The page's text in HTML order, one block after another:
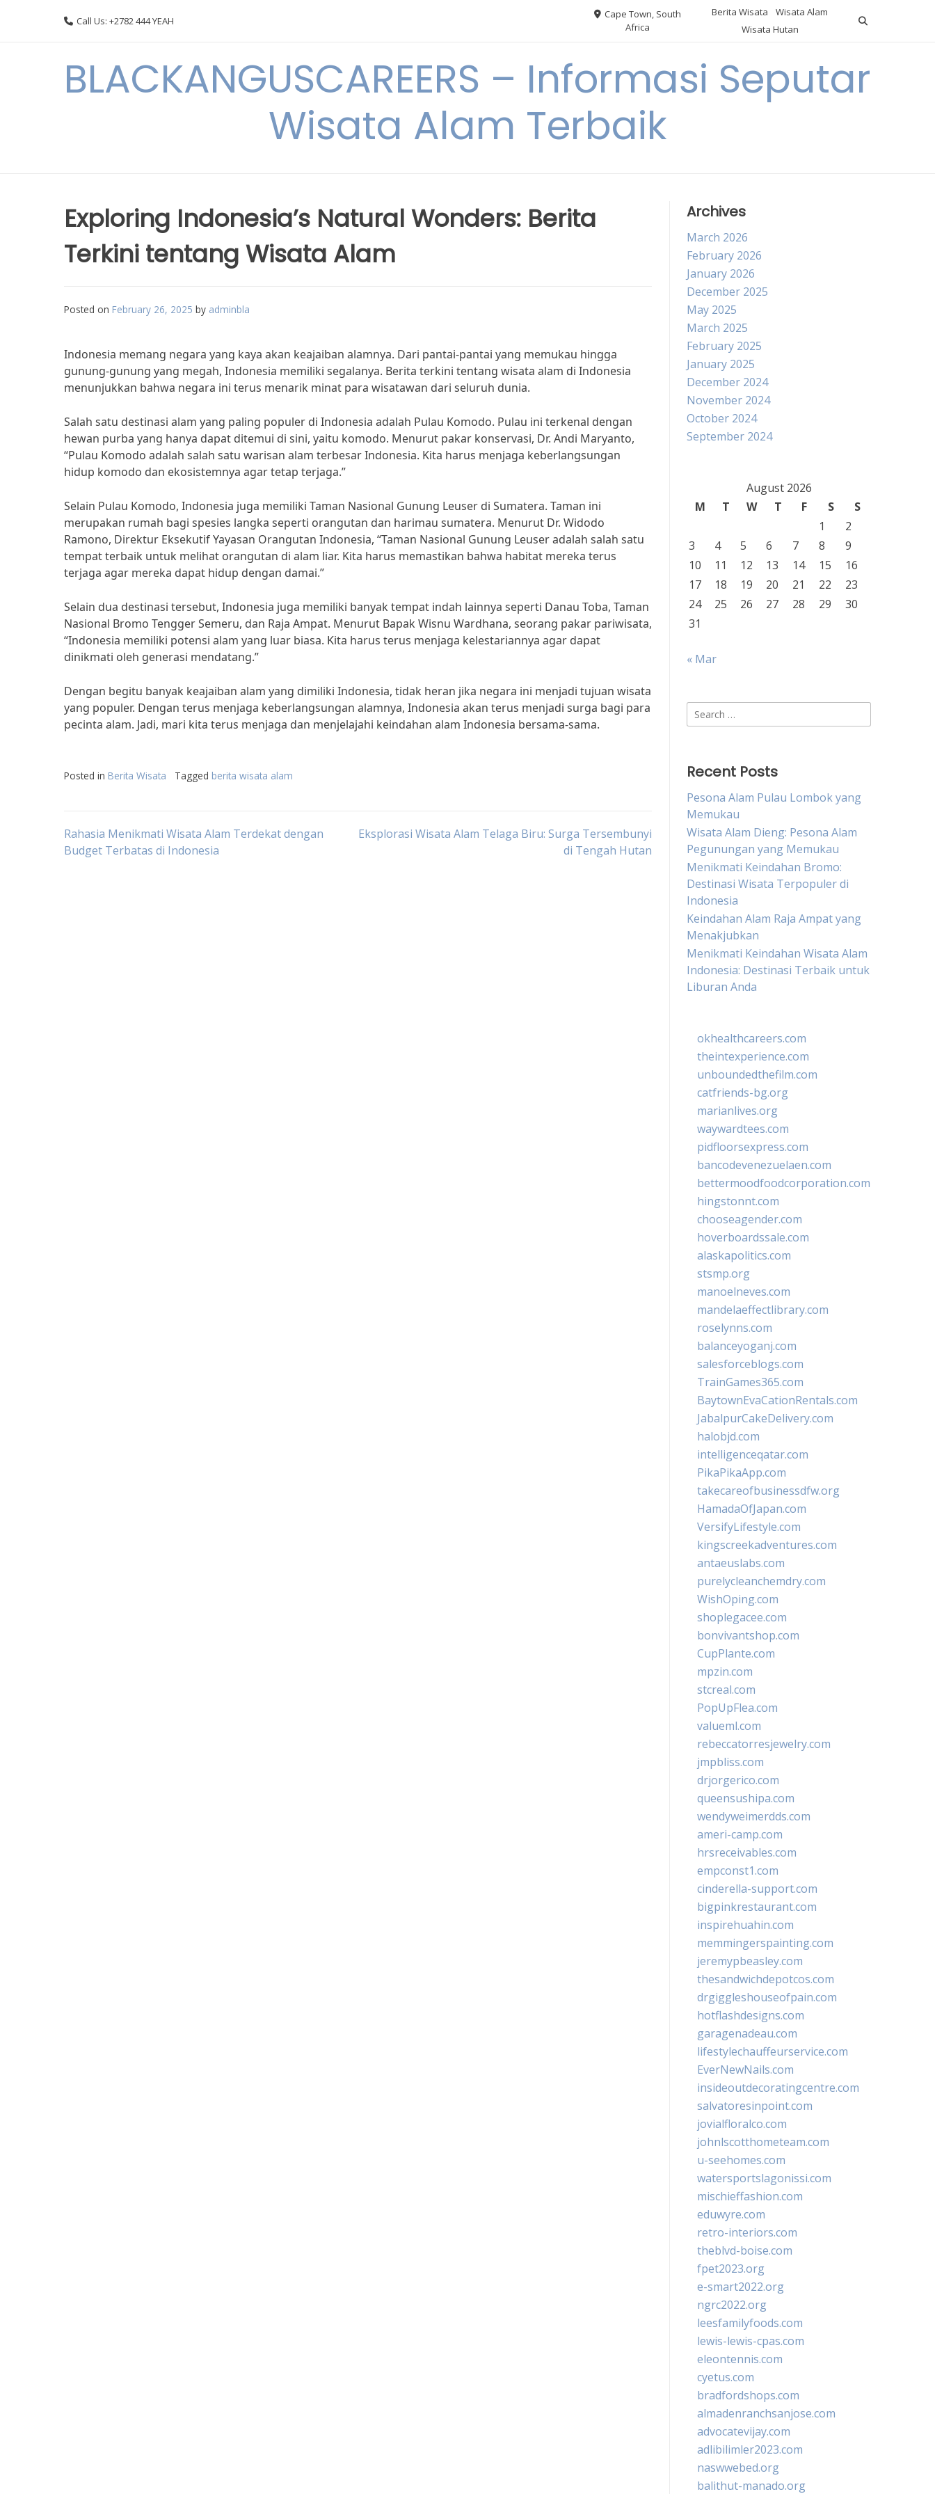
Call Us: +2782 444 YEAH
Cape Town, South
Africa
Berita Wisata
Wisata Alam
Wisata Hutan
BLACKANGUSCAREERS – Informasi Seputar
Wisata Alam Terbaik
Exploring Indonesia’s Natural Wonders: Berita
Terkini tentang Wisata Alam
Posted on February 26, 2025 by adminbla
Indonesia memang negara yang kaya akan keajaiban alamnya. Dari pantai-pantai yang memukau hingga
gunung-gunung yang megah, Indonesia memiliki segalanya. Berita terkini tentang wisata alam di Indonesia
menunjukkan bahwa negara ini terus menarik minat para wisatawan dari seluruh dunia.
Salah satu destinasi alam yang paling populer di Indonesia adalah Pulau Komodo. Pulau ini terkenal dengan
hewan purba yang hanya dapat ditemui di sini, yaitu komodo. Menurut pakar konservasi, Dr. Andi Maryanto,
“Pulau Komodo adalah salah satu warisan alam terbesar Indonesia. Kita harus menjaga keberlangsungan
hidup komodo dan ekosistemnya agar tetap terjaga.”
Selain Pulau Komodo, Indonesia juga memiliki Taman Nasional Gunung Leuser di Sumatera. Taman ini
merupakan rumah bagi spesies langka seperti orangutan dan harimau sumatera. Menurut Dr. Widodo
Ramono, Direktur Eksekutif Yayasan Orangutan Indonesia, “Taman Nasional Gunung Leuser adalah salah satu
tempat terbaik untuk melihat orangutan di alam liar. Kita harus memastikan bahwa habitat mereka terus
terjaga agar mereka dapat hidup dengan damai.”
Selain dua destinasi tersebut, Indonesia juga memiliki banyak tempat indah lainnya seperti Danau Toba, Taman
Nasional Bromo Tengger Semeru, dan Raja Ampat. Menurut Bapak Wisnu Wardhana, seorang pakar pariwisata,
“Indonesia memiliki potensi alam yang luar biasa. Kita harus terus menjaga kelestariannya agar dapat
dinikmati oleh generasi mendatang.”
Dengan begitu banyak keajaiban alam yang dimiliki Indonesia, tidak heran jika negara ini menjadi tujuan wisata
yang populer. Dengan terus menjaga keberlangsungan alamnya, Indonesia akan terus menjadi surga bagi para
pecinta alam. Jadi, mari kita terus menjaga dan menjelajahi keindahan alam Indonesia bersama-sama.
Posted in Berita Wisata Tagged berita wisata alam
Post
Rahasia Menikmati Wisata Alam Terdekat dengan
Budget Terbatas di Indonesia
Eksplorasi Wisata Alam Telaga Biru: Surga Tersembunyi
di Tengah Hutan
Archives
March 2026
February 2026
January 2026
December 2025
May 2025
March 2025
February 2025
January 2025
December 2024
November 2024
October 2024
September 2024
August 2026
M
T W T F S
S
1
2
3
4 5 6 7 8
9
10
11 12 13 14 15
16
17
18 19 20 21 22
23
24
25 26 27 28 29
30
31
« Mar
Search
for:
Recent Posts
Pesona Alam Pulau Lombok yang
Memukau
Wisata Alam Dieng: Pesona Alam
Pegunungan yang Memukau
Menikmati Keindahan Bromo:
Destinasi Wisata Terpopuler di
Indonesia
Keindahan Alam Raja Ampat yang
Menakjubkan
Menikmati Keindahan Wisata Alam
Indonesia: Destinasi Terbaik untuk
Liburan Anda
okhealthcareers.com
theintexperience.com
unboundedthefilm.com
catfriends-bg.org
marianlives.org
waywardtees.com
pidfloorsexpress.com
bancodevenezuelaen.com
bettermoodfoodcorporation.com
hingstonnt.com
chooseagender.com
hoverboardssale.com
alaskapolitics.com
stsmp.org
manoelneves.com
mandelaeffectlibrary.com
roselynns.com
balanceyoganj.com
salesforceblogs.com
TrainGames365.com
BaytownEvaCationRentals.com
JabalpurCakeDelivery.com
halobjd.com
intelligenceqatar.com
PikaPikaApp.com
takecareofbusinessdfw.org
HamadaOfJapan.com
VersifyLifestyle.com
kingscreekadventures.com
antaeuslabs.com
purelycleanchemdry.com
WishOping.com
shoplegacee.com
bonvivantshop.com
CupPlante.com
mpzin.com
stcreal.com
PopUpFlea.com
valueml.com
rebeccatorresjewelry.com
jmpbliss.com
drjorgerico.com
queensushipa.com
wendyweimerdds.com
ameri-camp.com
hrsreceivables.com
empconst1.com
cinderella-support.com
bigpinkrestaurant.com
inspirehuahin.com
memmingerspainting.com
jeremypbeasley.com
thesandwichdepotcos.com
drgiggleshouseofpain.com
hotflashdesigns.com
garagenadeau.com
lifestylechauffeurservice.com
EverNewNails.com
insideoutdecoratingcentre.com
salvatoresinpoint.com
jovialfloralco.com
johnlscotthometeam.com
u-seehomes.com
watersportslagonissi.com
mischieffashion.com
eduwyre.com
retro-interiors.com
theblvd-boise.com
fpet2023.org
e-smart2022.org
ngrc2022.org
leesfamilyfoods.com
lewis-lewis-cpas.com
eleontennis.com
cyetus.com
bradfordshops.com
almadenranchsanjose.com
advocatevijay.com
adlibilimler2023.com
naswwebed.org
balithut-manado.org